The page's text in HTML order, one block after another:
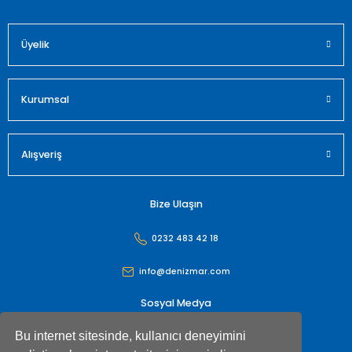
Bu internet sitesinde, kullanıcı deneyimini
Üyelik
Kurumsal
Alışveriş
Bize Ulaşın
0232 483 42 18
info@denizmar.com
Sosyal Medya